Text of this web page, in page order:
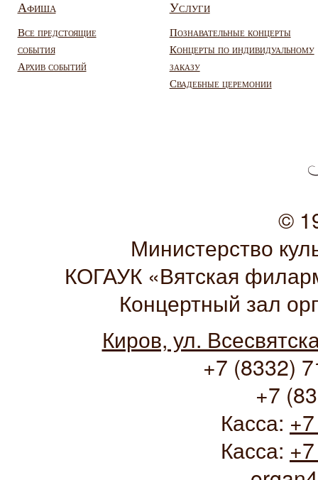
Афиша
Все предстоящие
события
Архив событий
Услуги
Познавательные концерты
Концерты по индивидуальному
заказу
Свадебные церемонии
©
Министерство
КОГАУК «Вятская
Концертный зал
Киров, ул.
+7 (8332)
+7
Касса:
Касса: